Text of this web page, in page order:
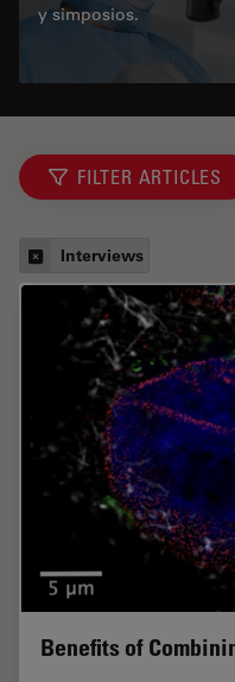
y simposios.
FILTER ARTICLES
Interviews
Benefits of